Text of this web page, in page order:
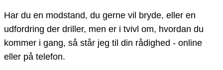
Har du en modstand, du gerne vil bryde, eller en
udfordring der driller, men er i tvivl om, hvordan du
kommer i gang, så står jeg til din rådighed - online
eller på telefon.